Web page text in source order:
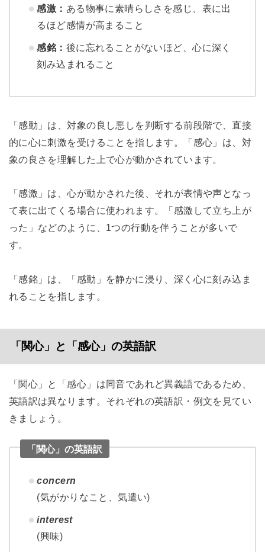
感激： ある物事に素晴らしさを感じ、表に出
るほど感情が高まること
感銘： 後に忘れることがないほど、心に深く
刻み込まれること
「感動」は、対象の良し悪しを判断する前段階で、直接
的に心に刺激を受けることを指します。「感心」は、対
象の良さを理解した上で心が動かされています。
「感激」は、心が動かされた後、それが表情や声となっ
て表に出てくる場合に使われます。「感激して立ち上が
った」などのように、1つの行動を伴うことが多いで
す。
「感銘」は、「感動」を静かに浸り、深く心に刻み込ま
れることを指します。
「関心」と「感心」の英語訳
「関心」と「感心」は同音であれど異義語であるため、
英語訳は異なります。それぞれの英語訳・例文を見てい
きましょう。
「関心」の英語訳
concern
(気がかりなこと、気遣い)
interest
(興味)